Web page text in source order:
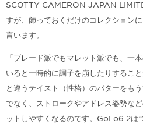
SCOTTY CAMERON JAPAN
すが、飾っておくだけのコレクション
言います。
「ブレード派でもマレット派でも、一
いると一時的に調子を崩したりするこ
と違うテイスト（性格）のパターをも
でなく、ストロークやアドレス姿勢な
ットしやすくなるのです。GoLo6.2は